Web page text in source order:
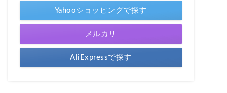
Yahooショッピングで探す
メルカリ
AliExpressで探す